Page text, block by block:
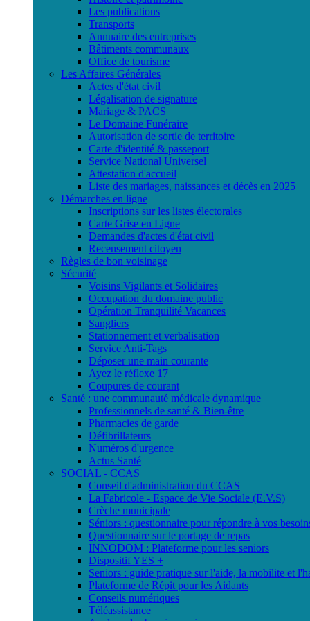
Les publications
Transports
Annuaire des entreprises
Bâtiments communaux
Office de tourisme
Les Affaires Générales
Actes d'état civil
Légalisation de signature
Mariage & PACS
Le Domaine Funéraire
Autorisation de sortie de territoire
Carte d'identité & passeport
Service National Universel
Attestation d'accueil
Liste des mariages, naissances et décès en 2025
Démarches en ligne
Inscriptions sur les listes électorales
Carte Grise en Ligne
Demandes d'actes d'état civil
Recensement citoyen
Règles de bon voisinage
Sécurité
Voisins Vigilants et Solidaires
Occupation du domaine public
Opération Tranquilité Vacances
Sangliers
Stationnement et verbalisation
Service Anti-Tags
Déposer une main courante
Ayez le réflexe 17
Coupures de courant
Santé : une communauté médicale dynamique
Professionnels de santé & Bien-être
Pharmacies de garde
Défibrillateurs
Numéros d'urgence
Actus Santé
SOCIAL - CCAS
Conseil d'administration du CCAS
La Fabricole - Espace de Vie Sociale (E.V.S)
Crèche municipale
Séniors : questionnaire pour répondre à vos
Questionnaire sur le portage de repas
INNODOM : Plateforme pour les seniors
Dispositif YES +
Seniors : guide pratique sur l'aide, la mobilite et
Plateforme de Répit pour les Aidants
Conseils numériques
Téléassistance